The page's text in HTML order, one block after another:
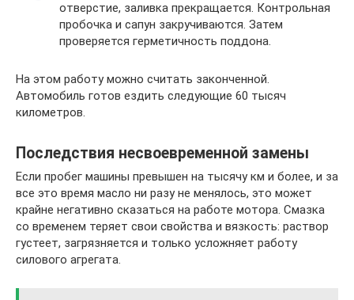
отверстие, заливка прекращается. Контрольная
пробочка и сапун закручиваются. Затем
проверяется герметичность поддона.
На этом работу можно считать законченной.
Автомобиль готов ездить следующие 60 тысяч
километров.
Последствия несвоевременной замены
Если пробег машины превышен на тысячу км и более, и за
все это время масло ни разу не менялось, это может
крайне негативно сказаться на работе мотора. Смазка
со временем теряет свои свойства и вязкость: раствор
густеет, загрязняется и только усложняет работу
силового агрегата.